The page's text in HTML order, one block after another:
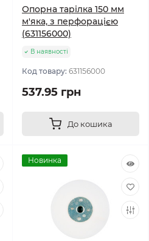
Опорна тарілка 150 мм
м'яка, з перфорацією
(631156000)
В наявності
Код товару: 631156000
537.95 грн
До кошика
Новинка